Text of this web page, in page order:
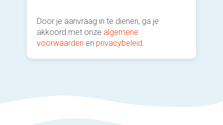
Door je aanvraag in te dienen, ga je
akkoord met onze algemene
voorwaarden en privacybeleid.